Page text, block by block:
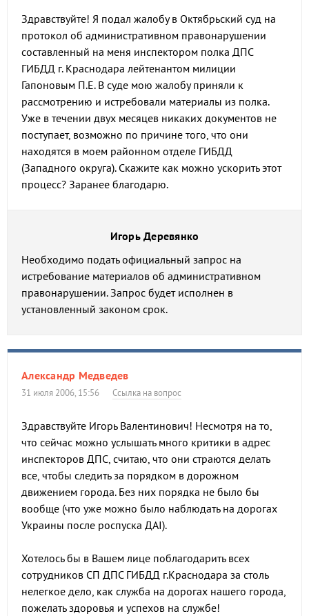
Здравствуйте! Я подал жалобу в Октябрьский суд на
протокол об административном правонарушении
составленный на меня инспектором полка ДПС
ГИБДД г. Краснодара лейтенантом милиции
Гапоновым П.Е. В суде мою жалобу приняли к
рассмотрению и истребовали материалы из полка.
Уже в течении двух месяцев никаких документов не
поступает, возможно по причине того, что они
находятся в моем районном отделе ГИБДД
(Западного округа). Скажите как можно ускорить этот
процесс? Заранее благодарю.
Игорь Деревянко
Необходимо подать официальный запрос на
истребование материалов об административном
правонарушении. Запрос будет исполнен в
установленный законом срок.
Александр Медведев
31 июля 2006, 15:56 Ссылка на вопрос
Здравствуйте Игорь Валентинович! Несмотря на то,
что сейчас можно услышать много критики в адрес
инспекторов ДПС, считаю, что они страются делать
все, чтобы следить за порядком в дорожном
движением города. Без них порядка не было бы
вообще (что уже можно было наблюдать на дорогах
Украины после роспуска ДАI).
Хотелось бы в Вашем лице поблагодарить всех
сотрудников СП ДПС ГИБДД г.Краснодара за столь
нелегкое дело, как служба на дорогах нашего города,
пожелать здоровья и успехов на службе!